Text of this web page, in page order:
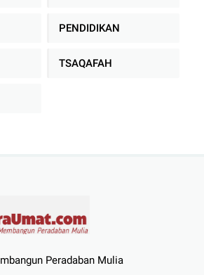
PENDIDIKAN
TSAQAFAH
Peradaban Mulia